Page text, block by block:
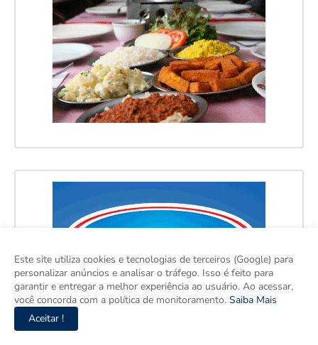
Este site utiliza cookies e tecnologias de terceiros (Google) para
personalizar anúncios e analisar o tráfego. Isso é feito para
garantir e entregar a melhor experiência ao usuário. Ao acessar,
você concorda com a política de monitoramento. Saiba Mais
Aceitar !